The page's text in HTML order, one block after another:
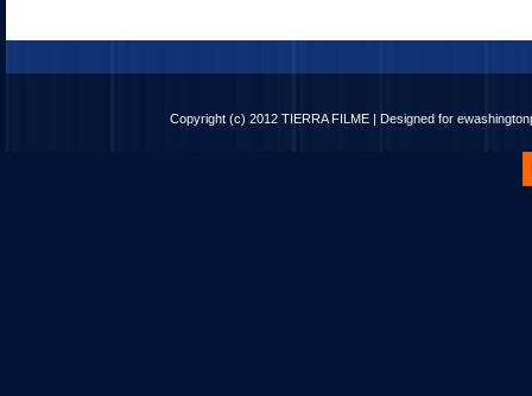
Copyright (c) 2012 TIERRA FILME | Designed for